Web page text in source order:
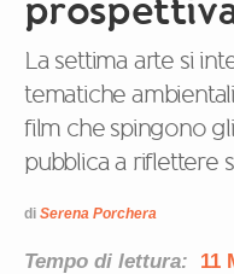
La settima arte si
tematiche
film che spingono
pubblica a riflettere
di Serena Porchera
Tempo di lettura: 11